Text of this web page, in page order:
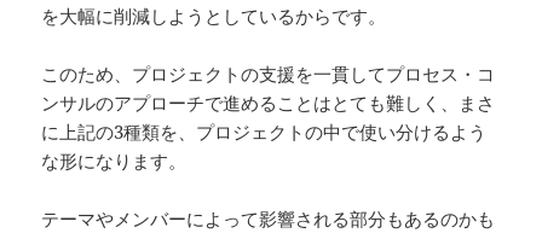
を大幅に削減しようとしているからです。
このため、プロジェクトの支援を一貫してプロセス・コ
ンサルのアプローチで進めることはとても難しく、まさ
に上記の3種類を、プロジェクトの中で使い分けるよう
な形になります。
テーマやメンバーによって影響される部分もあるのかも